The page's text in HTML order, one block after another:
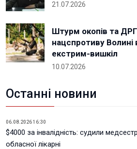
21.07.2026
Штурм окопів та
нацспротиву Волині
екстрим-вишкіл
10.07.2026
Останні новини
06.08.2026 16:30
$4000 за інвалідність: судили
обласної лікарні